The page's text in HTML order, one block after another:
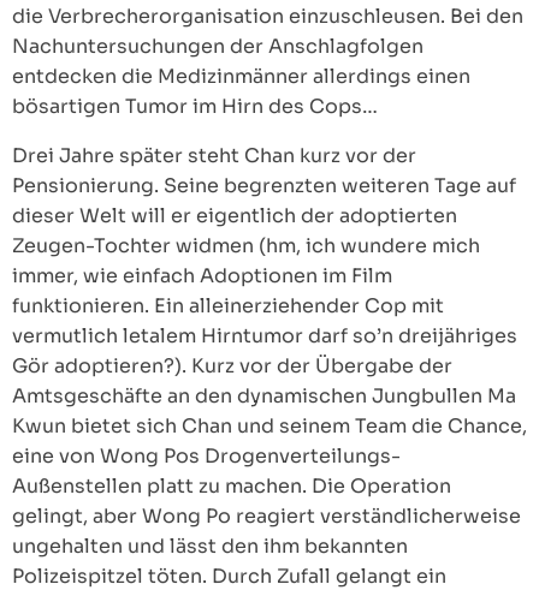
die Verbrecherorganisation einzuschleusen. Bei den
Nachuntersuchungen der Anschlagfolgen
entdecken die Medizinmänner allerdings einen
bösartigen Tumor im Hirn des Cops…
Drei Jahre später steht Chan kurz vor der
Pensionierung. Seine begrenzten weiteren Tage auf
dieser Welt will er eigentlich der adoptierten
Zeugen-Tochter widmen (hm, ich wundere mich
immer, wie einfach Adoptionen im Film
funktionieren. Ein alleinerziehender Cop mit
vermutlich letalem Hirntumor darf so’n dreijähriges
Gör adoptieren?). Kurz vor der Übergabe der
Amtsgeschäfte an den dynamischen Jungbullen Ma
Kwun bietet sich Chan und seinem Team die Chance,
eine von Wong Pos Drogenverteilungs-
Außenstellen platt zu machen. Die Operation
gelingt, aber Wong Po reagiert verständlicherweise
ungehalten und lässt den ihm bekannten
Polizeispitzel töten. Durch Zufall gelangt ein